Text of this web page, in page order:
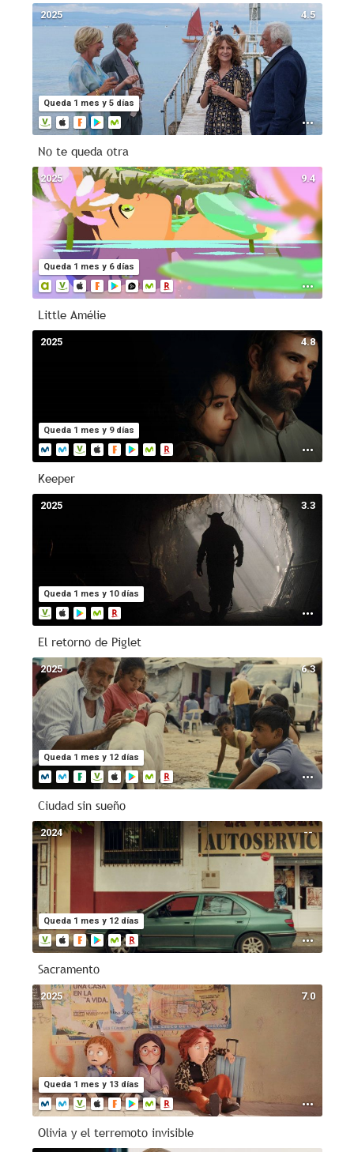
4.5
Queda 1 mes y 5 días
2025
No te queda otra
9.4
Queda 1 mes y 6 días
2025
Little Amélie
4.8
Queda 1 mes y 9 días
2025
Keeper
3.3
Queda 1 mes y 10 días
2025
El retorno de Piglet
6.3
Queda 1 mes y 12 días
2025
Ciudad sin sueño
--
Queda 1 mes y 12 días
2024
Sacramento
7.0
Queda 1 mes y 13 días
2025
Olivia y el terremoto invisible